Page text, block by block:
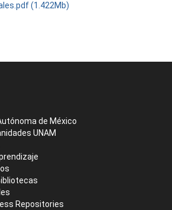
(1.422Mb)
de México
UNAM
Repositories